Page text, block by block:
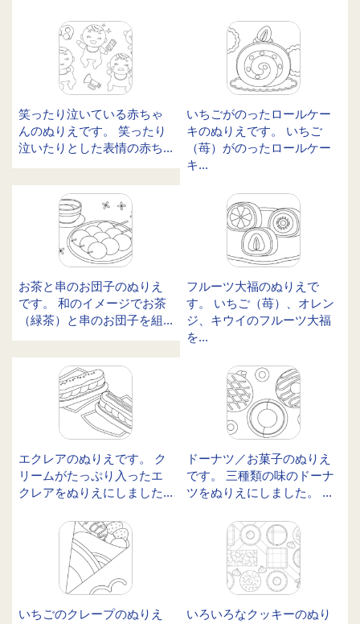
笑ったり泣いている赤ちゃ
んのぬりえです。 笑ったり
泣いたりとした表情の赤ち...
いちごがのったロールケー
キのぬりえです。 いちご
（苺）がのったロールケー
キ...
お茶と串のお団子のぬりえ
です。 和のイメージでお茶
（緑茶）と串のお団子を組...
フルーツ大福のぬりえで
す。 いちご（苺）、オレン
ジ、キウイのフルーツ大福
を...
エクレアのぬりえです。 ク
リームがたっぷり入ったエ
クレアをぬりえにしました...
ドーナツ／お菓子のぬりえ
です。 三種類の味のドーナ
ツをぬりえにしました。 ...
いちごのクレープのぬりえ
いろいろなクッキーのぬり